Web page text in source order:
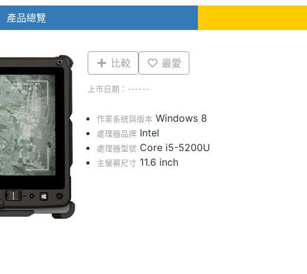
產品總覽
比較 最愛
上市日期：------
作業系統與版本 Windows 8
處理器品牌 Intel
處理器型號 Core i5-5200U
主螢幕尺寸 11.6 inch